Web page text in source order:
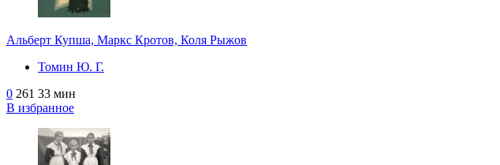
Альберт Купша, Маркс Кротов, Коля Рыжов
Томин Ю. Г.
0 261 33 мин
В избранное